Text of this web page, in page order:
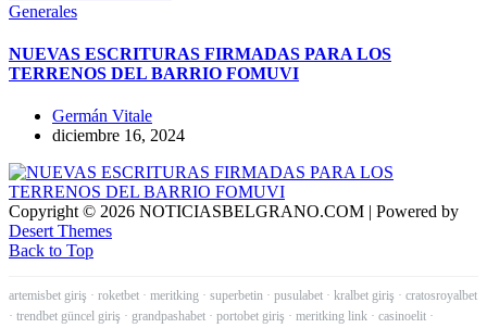
Generales
NUEVAS ESCRITURAS FIRMADAS PARA LOS
TERRENOS DEL BARRIO FOMUVI
Germán Vitale
diciembre 16, 2024
Copyright © 2026 NOTICIASBELGRANO.COM | Powered by
Desert Themes
Back to Top
artemisbet giriş · roketbet · meritking · superbetin · pusulabet · kralbet giriş · cratosroyalbet
· trendbet güncel giriş · grandpashabet · portobet giriş · meritking link · casinoelit ·